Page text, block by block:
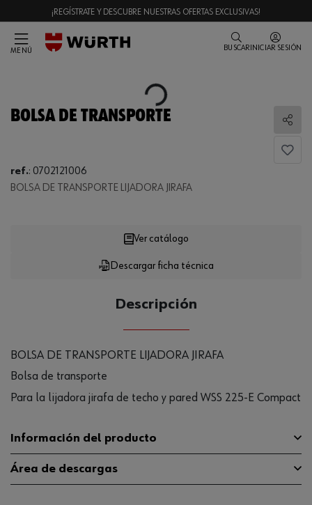
¡REGÍSTRATE Y DESCUBRE NUESTRAS OFERTAS EXCLUSIVAS!
MENÚ BUSCAR INICIAR SESIÓN
Loading...
BOLSA DE TRANSPORTE
ref.: 0702121006
BOLSA DE TRANSPORTE LIJADORA JIRAFA
Loading...
Descargar ficha técnica
Ver catálogo
Descripción
BOLSA DE TRANSPORTE LIJADORA JIRAFA
Bolsa de transporte
Para la lijadora jirafa de techo y pared WSS 225-E Compact
Información del producto
Área de descargas